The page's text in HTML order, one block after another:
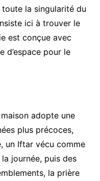
la singularité du
ici à trouver le
est conçue avec
d’espace pour le
adopte une
plus précoces,
un Iftar vécu comme
journée, puis des
la prière